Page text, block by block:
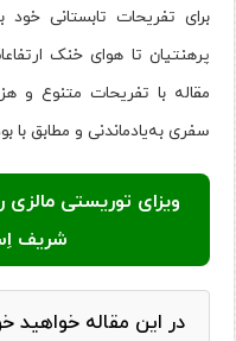
برای تفریحات تابستانی
پرهنتیان تا هوای خنک
مقاله با تفریحات متنوع و
سفری به‌یادماندنی و مطابق با
ویزای توریستی
شریف
در این مقاله خواهید